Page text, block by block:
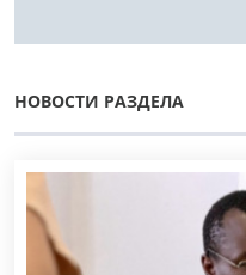
НОВОСТИ РАЗДЕЛА